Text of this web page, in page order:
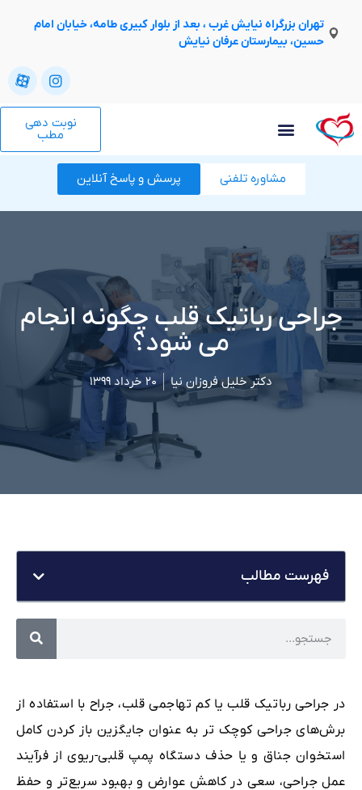
تهران بزرگراه نیایش غرب ، بعد از بلوار کبیری طامه، خیابان امام
حسین، بیمارستان عرفان نیایش
نوبت دهی
مطب
مشاوره تلفنی پرسش و پاسخ آنلاین
جراحی رباتیک قلب چگونه انجام
می شود؟
دکتر خلیل فروزان نیا ۲۰ خرداد ۱۳۹۹
در جراحی رباتیک قلب یا کم تهاجمی قلب، جراح با استفاده از
برش‌های جراحی کوچک ‌تر به عنوان جایگزین باز کردن کامل
استخوان جناق و یا حذف دستگاه پمپ قلبی-ریوی از فرآیند
عمل جراحی، سعی در کاهش عوارض و بهبود سریع‌تر و حفظ
فهرست مطالب